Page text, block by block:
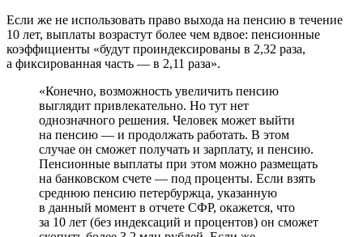
Если же не использовать право выхода на пенсию в течение
10 лет, выплаты возрастут более чем вдвое: пенсионные
коэффициенты «будут проиндексированы в 2,32 раза,
а фиксированная часть — в 2,11 раза».
«Конечно, возможность увеличить пенсию
выглядит привлекательно. Но тут нет
однозначного решения. Человек может выйти
на пенсию — и продолжать работать. В этом
случае он сможет получать и зарплату, и пенсию.
Пенсионные выплаты при этом можно размещать
на банковском счете — под проценты. Если взять
среднюю пенсию петербуржца, указанную
в данный момент в отчете СФР, окажется, что
за 10 лет (без индексаций и процентов) он сможет